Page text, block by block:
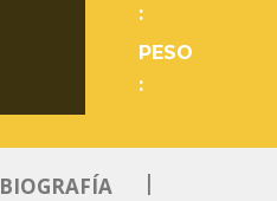
:
PESO
:
BIOGRAFÍA
|